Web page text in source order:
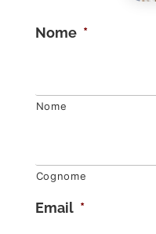
Nome *
Nome
Cognome
Email *